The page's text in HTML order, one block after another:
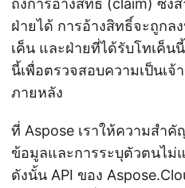
ถึงการอ้างสิทธิ์ (claim) ซึ่ง
ฝ่ายได้ การอ้างสิทธิ์จะถูก
เค็น และฝ่ายที่ได้รับโทเค็น
นี้เพื่อตรวจสอบความเป็นเจ้
ภายหลัง
ที่ Aspose เราให้ความสำ
ข้อมูลและการระบุตัวตนไม่
ดังนั้น API ของ